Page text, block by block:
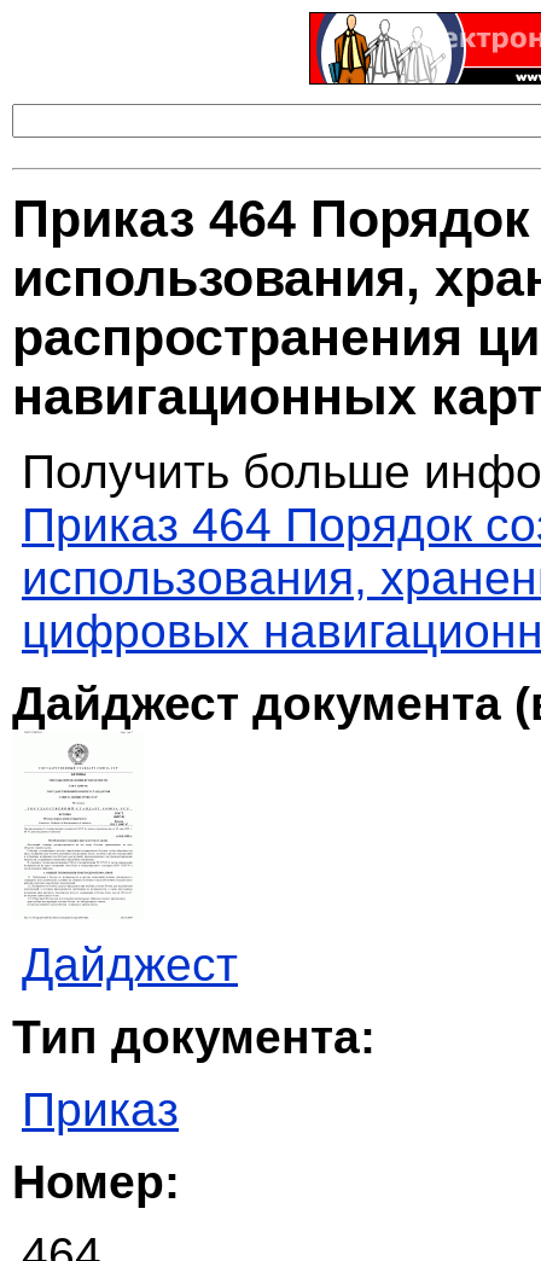
Приказ 464
использования,
распространения
навигационных карт
Получить больше
Приказ 464 Порядок
использования,
цифровых
Дайджест документа
Дайджест
Тип документа:
Приказ
Номер: